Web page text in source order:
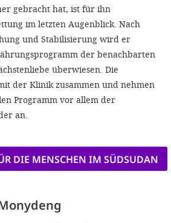
gebracht hat, ist für ihn
im letzten Augenblick. Nach
und Stabilisierung wird er
der benachbarten
überwiesen. Die
der Klinik zusammen und nehmen
Programm vor allem der
an.
DIE MENSCHEN IM SÜDSUDAN